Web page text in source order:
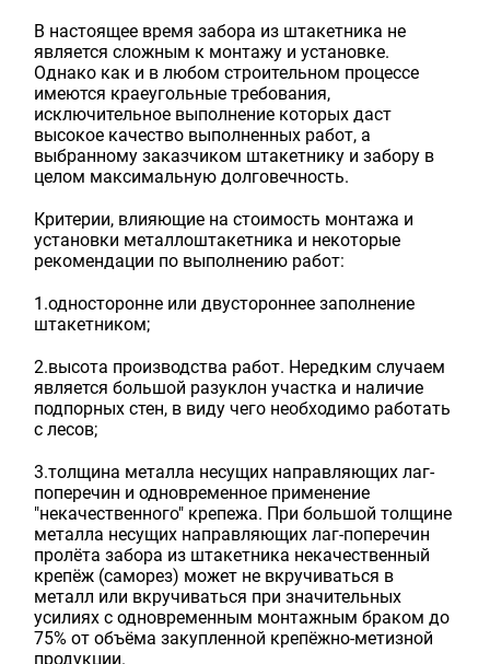
В настоящее время забора из штакетника не
является сложным к монтажу и установке.
Однако как и в любом строительном процессе
имеются краеугольные требования,
исключительное выполнение которых даст
высокое качество выполненных работ, а
выбранному заказчиком штакетнику и забору в
целом максимальную долговечность.
Критерии, влияющие на стоимость монтажа и
установки металлоштакетника и некоторые
рекомендации по выполнению работ:
1.односторонне или двустороннее заполнение
штакетником;
2.высота производства работ. Нередким случаем
является большой разуклон участка и наличие
подпорных стен, в виду чего необходимо работать
с лесов;
3.толщина металла несущих направляющих лаг-
поперечин и одновременное применение
"некачественного" крепежа. При большой толщине
металла несущих направляющих лаг-поперечин
пролёта забора из штакетника некачественный
крепёж (саморез) может не вкручиваться в
металл или вкручиваться при значительных
усилиях с одновременным монтажным браком до
75% от объёма закупленной крепёжно-метизной
продукции.